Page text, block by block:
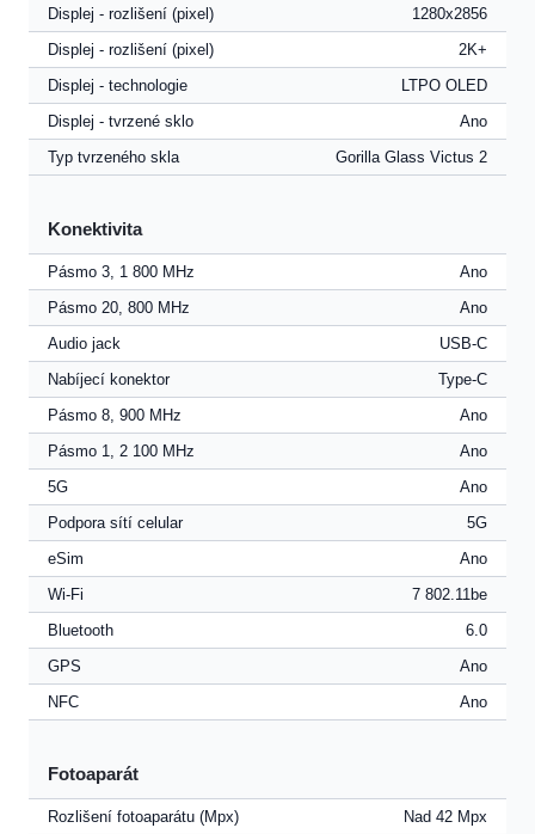
Displej - rozlišení (pixel)
1280x2856
Displej - rozlišení (pixel)
2K+
Displej - technologie
LTPO OLED
Displej - tvrzené sklo
Ano
Typ tvrzeného skla
Gorilla Glass Victus 2
Konektivita
Pásmo 3, 1 800 MHz
Ano
Pásmo 20, 800 MHz
Ano
Audio jack
USB-C
Nabíjecí konektor
Type-C
Pásmo 8, 900 MHz
Ano
Pásmo 1, 2 100 MHz
Ano
5G
Ano
Podpora sítí celular
5G
eSim
Ano
Wi-Fi
7 802.11be
Bluetooth
6.0
GPS
Ano
NFC
Ano
Fotoaparát
Rozlišení fotoaparátu (Mpx)
Nad 42 Mpx